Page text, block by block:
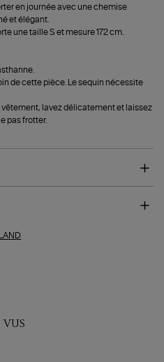
en journée avec une chemise
et élégant.
une taille S et mesure 172 cm.
de cette pièce. Le sequin nécessite
vêtement, lavez délicatement et laissez
pas frotter.
VUS